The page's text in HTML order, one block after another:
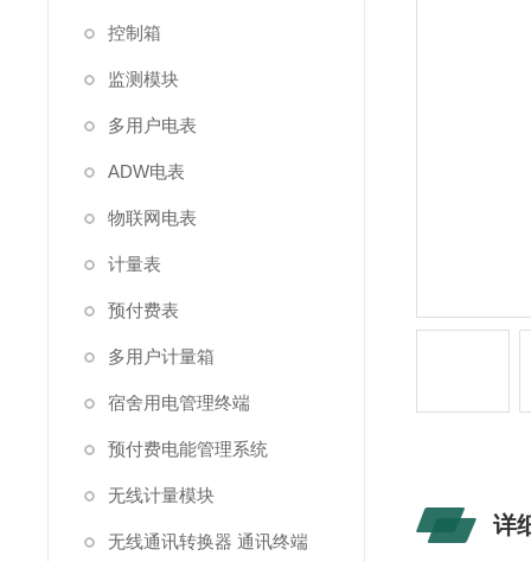
详
控制箱
监测模块
多用户电表
ADW电表
物联网电表
计量表
预付费表
多用户计量箱
宿舍用电管理终端
预付费电能管理系统
无线计量模块
无线通讯转换器 通讯终端